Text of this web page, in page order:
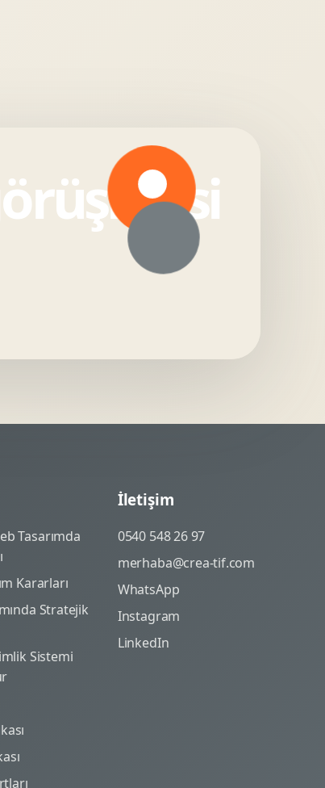
Tasarımda
Kararları
Stratejik
Sistemi
İletişim
0540 548 26 97
merhaba@crea-tif.com
WhatsApp
Instagram
LinkedIn